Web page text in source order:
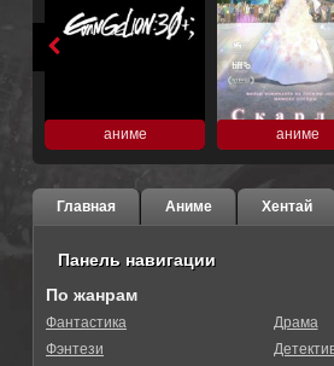
аниме аниме
Главная Аниме Хентай
Панель навигации
По жанрам
Фантастика
Фэнтези
Драма